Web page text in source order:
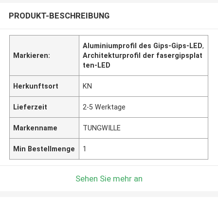
PRODUKT-BESCHREIBUNG
Markieren:
Aluminiumprofil des Gips-Gips-LED,
Architekturprofil der fasergipsplat
ten-LED
Herkunftsort KN
Lieferzeit 2-5 Werktage
Markenname TUNGWILLE
Min Bestellmenge 1
Sehen Sie mehr an